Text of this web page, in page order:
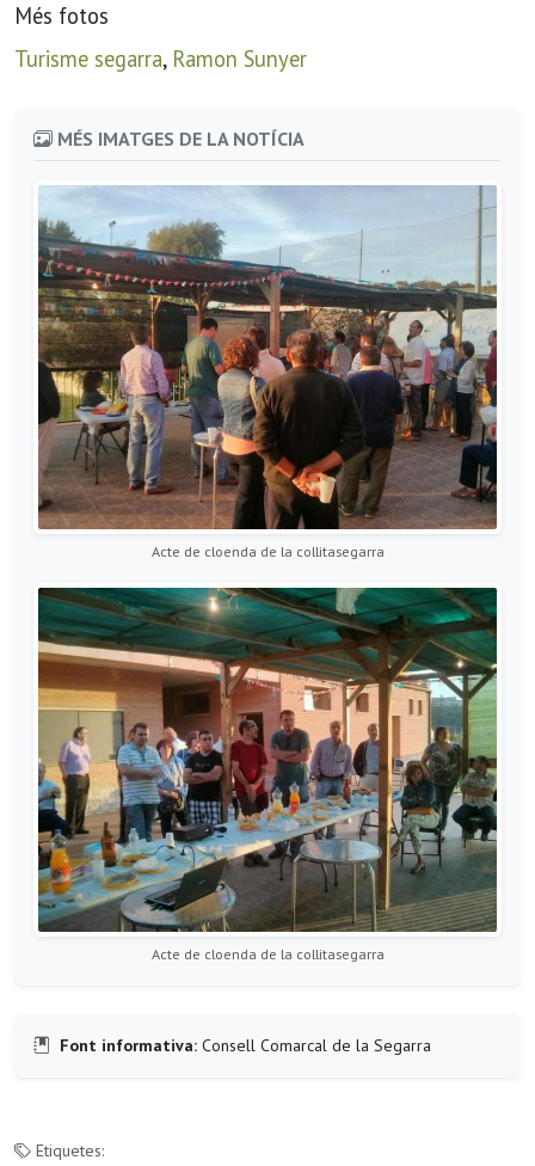
Més fotos
Turisme segarra, Ramon Sunyer
MÉS IMATGES DE LA NOTÍCIA
Acte de cloenda de la collitasegarra
Acte de cloenda de la collitasegarra
Font informativa: Consell Comarcal de la Segarra
Etiquetes: